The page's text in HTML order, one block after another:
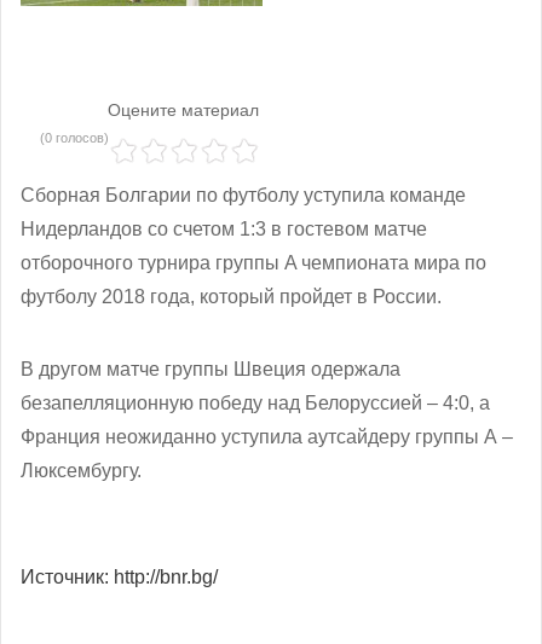
Оцените материал
(0 голосов)
Сборная Болгарии по футболу уступила команде
Нидерландов со счетом 1:3 в гостевом матче
отборочного турнира группы A чемпионата мира по
футболу 2018 года, который пройдет в России.
В другом матче группы Швеция одержала
безапелляционную победу над Белоруссией – 4:0, а
Франция неожиданно уступила аутсайдеру группы А –
Люксембургу.
Источник: http://bnr.bg/